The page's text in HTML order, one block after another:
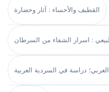
القطيف والأحساء : آثار وحضارة
: اسرار الشفاء من السرطان
دراسة في السردية العربية